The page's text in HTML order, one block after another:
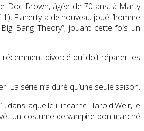
Doc Brown, âgée de 70 ans, à Marty
Flaherty a de nouveau joué l’homme
Bang Theory”, jouant cette fois un
divorcé qui doit réparer les
La série n’a duré qu’une seule saison.
dans laquelle il incarne Harold Weir, le
un costume de vampire bon marché